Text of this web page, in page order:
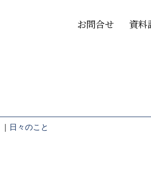
お問合せ 資料
日々のこと